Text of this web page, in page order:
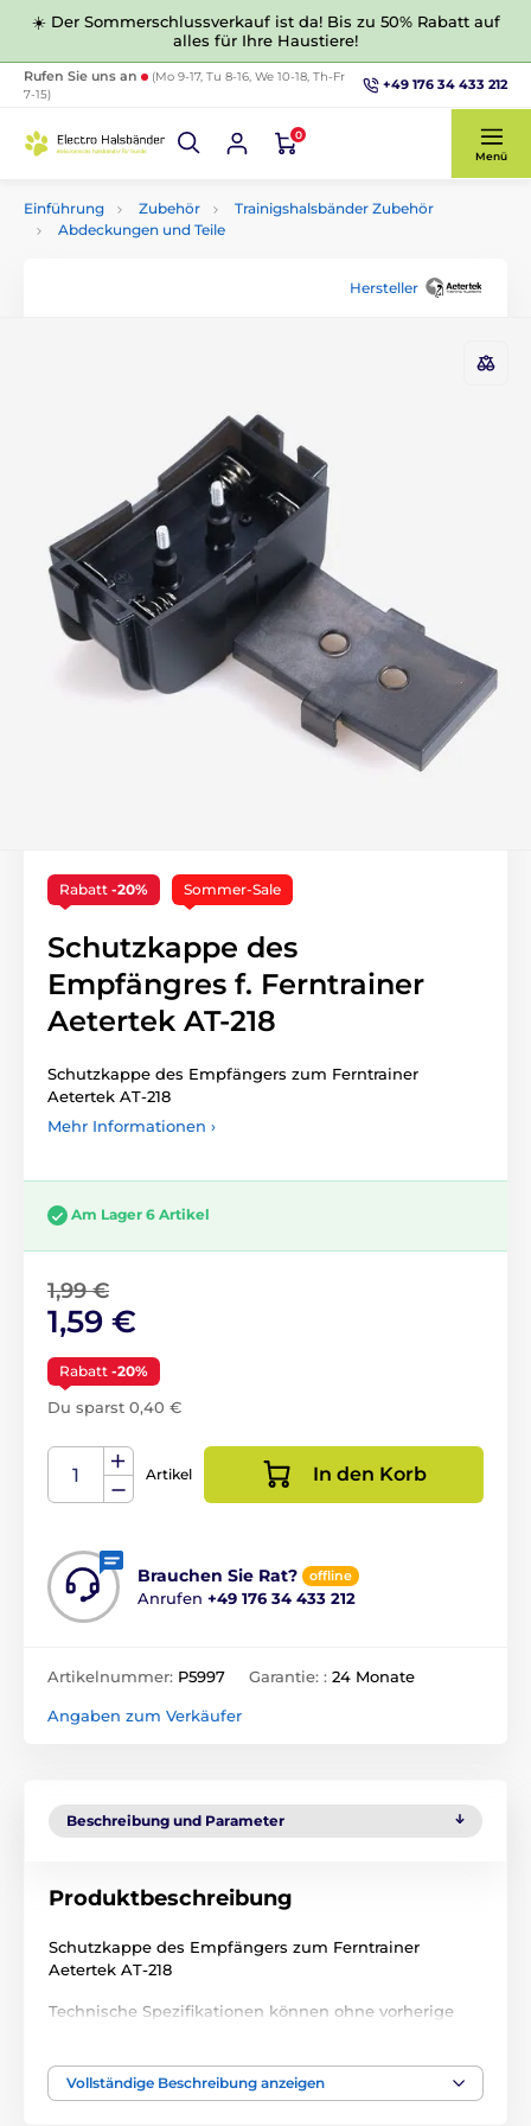
☀️ Der Sommerschlussverkauf ist da! Bis zu 50% Rabatt auf
alles für Ihre Haustiere!
Rufen Sie uns an
(Mo 9-17, Tu 8-16, We 10-18, Th-Fr
7-15)
+49 176 34 433 212
0
Menü
Einführung Zubehör
Trainigshalsbänder Zubehör
Abdeckungen und Teile
Hersteller
Rabatt -20% Sommer-Sale
Schutzkappe des
Empfängres f. Ferntrainer
Aetertek AT-218
Schutzkappe des Empfängers zum Ferntrainer
Aetertek AT-218
Mehr Informationen ›
Am Lager 6 Artikel
1,99 €
1,59 €
Rabatt -20%
Du sparst 0,40 €
Artikel In den Korb
Brauchen Sie Rat? offline
Anrufen +49 176 34 433 212
Artikelnummer: P5997 Garantie: : 24 Monate
Angaben zum Verkäufer
Beschreibung und Parameter
Produktbeschreibung
Schutzkappe des Empfängers zum Ferntrainer
Aetertek AT-218
Technische Spezifikationen können ohne vorherige
Vollständige Beschreibung anzeigen